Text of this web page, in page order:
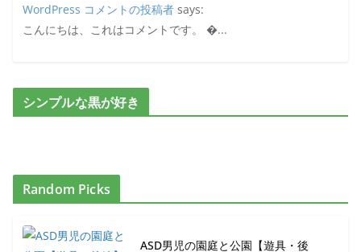
WordPress コメントの投稿者 says:
こんにちは、これはコメントです。 �...
シンプルな黒が好き
Random Picks
ASD男児の園庭と公園【遊具・後